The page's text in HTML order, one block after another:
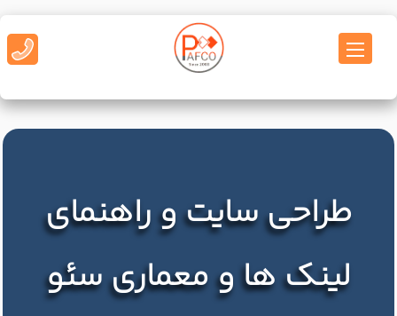
طراحی سایت و راهنمای
لینک ها و معماری سئو